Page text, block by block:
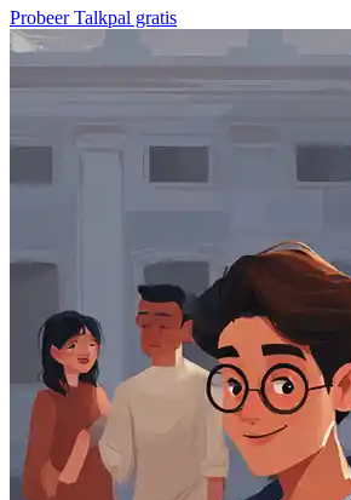
Probeer Talkpal gratis